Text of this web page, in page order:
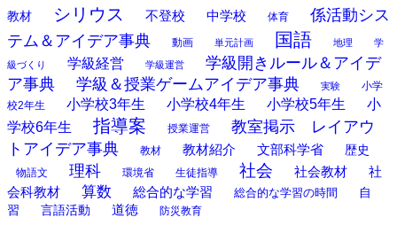
教材
シリウス 不登校 中学校 体育
係活動シス
テム＆アイデア事典
動画 単元計画 国語 地理 学
級づくり 学級経営 学級運営
学級開きルール＆アイデ
ア事典
学級＆授業ゲームアイデア事典 実験
小学
校2年生
小学校3年生 小学校4年生 小学校5年生
小
学校6年生
指導案 授業運営
教室掲示 レイアウ
トアイデア事典
教材 教材紹介 文部科学省 歴史
物語文 理科 環境省 生徒指導 社会 社会教材
社
会科教材
算数 総合的な学習 総合的な学習の時間
自
習
言語活動 道徳 防災教育